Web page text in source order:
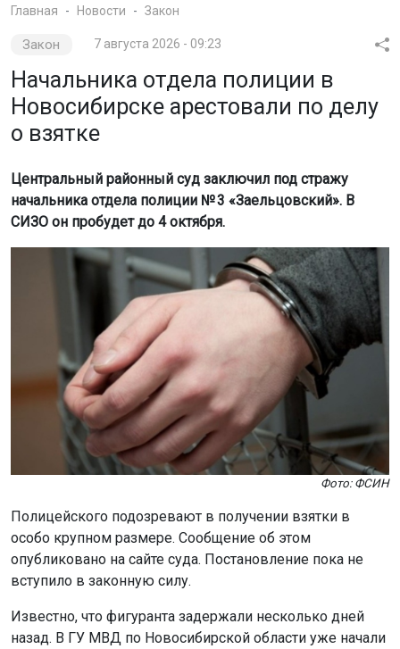
Главная Новости Закон
Закон 7 августа 2026 - 09:23
Начальника отдела полиции в
Новосибирске арестовали по делу
о взятке
Центральный районный суд заключил под стражу
начальника отдела полиции № 3 «Заельцовский». В
СИЗО он пробудет до 4 октября.
Фото: ФСИН
Полицейского подозревают в получении взятки в
особо крупном размере. Сообщение об этом
опубликовано на сайте суда. Постановление пока не
вступило в законную силу.
Известно, что фигуранта задержали несколько дней
назад. В ГУ МВД по Новосибирской области уже начали